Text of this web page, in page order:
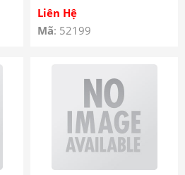
C32 liền keo OCA
Liên Hệ
Mã: 52199